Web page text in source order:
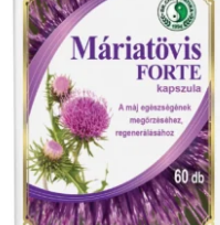
Kívánságlistához
adás